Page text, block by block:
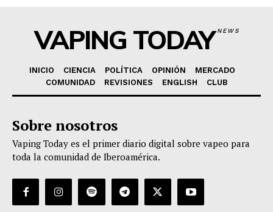
VAPING TODAYNEWS
INICIO CIENCIA POLÍTICA OPINIÓN
MERCADO
COMUNIDAD
REVISIONES ENGLISH CLUB
Sobre nosotros
Vaping Today es el primer diario digital sobre vapeo para
toda la comunidad de Iberoamérica.